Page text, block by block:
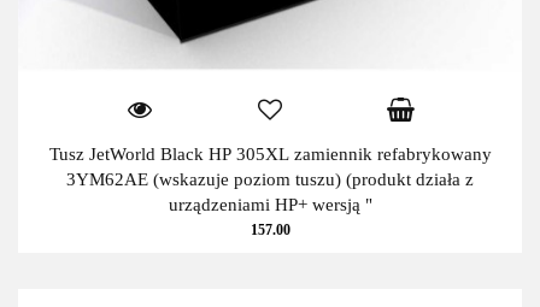
Tusz JetWorld Black HP 305XL zamiennik refabrykowany
3YM62AE (wskazuje poziom tuszu) (produkt działa z
urządzeniami HP+ wersją "
157.00